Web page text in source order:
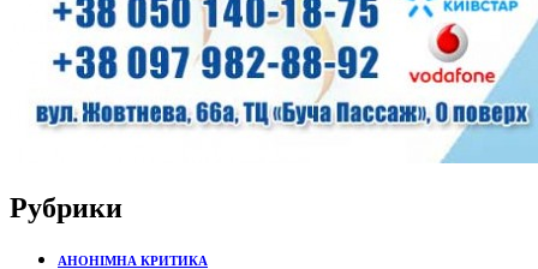
Рубрики
АНОНІМНА КРИТИКА